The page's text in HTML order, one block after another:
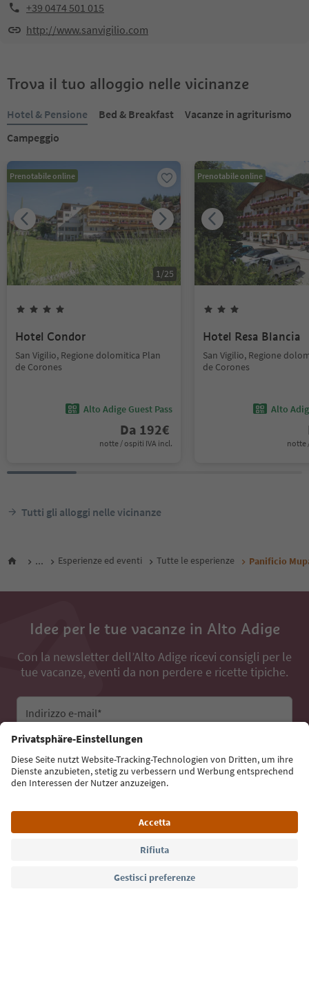
+39 0474 501 015
http://www.sanvigilio.com
Trova il tuo alloggio nelle vicinanze
Hotel & Pensione Bed & Breakfast
Vacanze in agriturismo
Campeggio
Prenotabile online
1/25
Hotel Condor
San Vigilio, Regione dolomitica Plan
de Corones
Alto Adige Guest Pass
Da 192€
notte / ospiti IVA incl.
Prenotabile online
Hotel Resa Blancia
San Vigilio, Regione
de Corones
Alto
notte
Tutti gli alloggi nelle vicinanze
... Esperienze ed eventi Tutte le esperienze Panificio
Idee per le tue vacanze in Alto Adige
Con la newsletter dell’Alto Adige ricevi consigli per le
tue vacanze, eventi da non perdere e ricette tipiche.
Indirizzo e-mail*
Iscriviti alla newsletter